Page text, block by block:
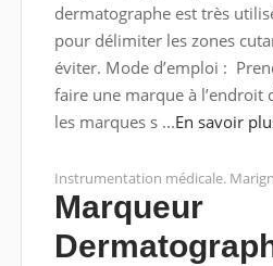
dermatographe est très
pour délimiter les zones
éviter. Mode d’emploi :
faire une marque à l’endroit
les marques s ...En savoir
Instrumentation médicale.
Marqueur